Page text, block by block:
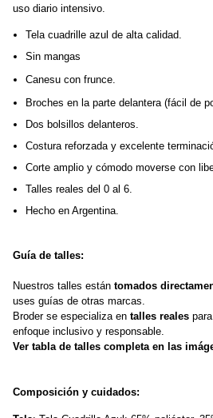
uso diario intensivo.
Tela cuadrille azul de alta calidad.
Sin mangas
Canesu con frunce.
Broches en la parte delantera (fácil de
Dos bolsillos delanteros.
Costura reforzada y excelente
Corte amplio y cómodo moverse con
Talles reales del 0 al 6.
Hecho en Argentina.
Guía de talles:
Nuestros talles están tomados
uses guías de otras marcas.
Broder se especializa en talles reales
enfoque inclusivo y responsable.
Ver tabla de talles completa en las
Composición y cuidados: